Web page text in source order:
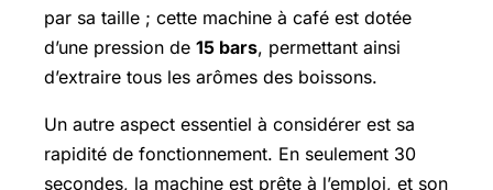
par sa taille ; cette machine à café est dotée
d’une pression de 15 bars, permettant ainsi
d’extraire tous les arômes des boissons.
Un autre aspect essentiel à considérer est sa
rapidité de fonctionnement. En seulement 30
secondes, la machine est prête à l’emploi, et son